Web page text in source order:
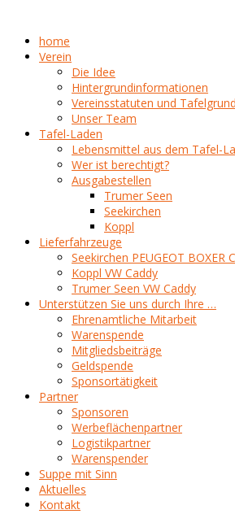
home
Verein
Die Idee
Hintergrundinformationen
Vereinsstatuten und
Unser Team
Tafel-Laden
Lebensmittel aus dem Tafel-
Wer ist berechtigt?
Ausgabestellen
Trumer Seen
Seekirchen
Koppl
Lieferfahrzeuge
Seekirchen PEUGEOT BOXER
Koppl VW Caddy
Trumer Seen VW Caddy
Unterstützen Sie uns durch Ihre …
Ehrenamtliche Mitarbeit
Warenspende
Mitgliedsbeiträge
Geldspende
Sponsortätigkeit
Partner
Sponsoren
Werbeflächenpartner
Logistikpartner
Warenspender
Suppe mit Sinn
Aktuelles
Kontakt